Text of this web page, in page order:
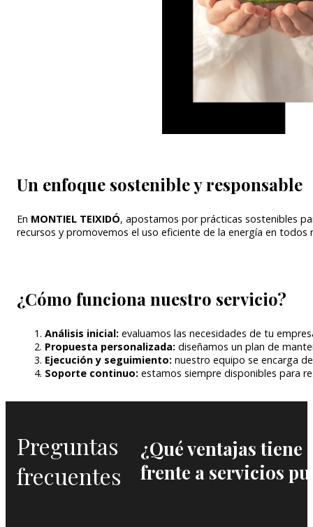
Un enfoque sostenible y responsable
En MONTIEL TEIXIDÓ, apostamos por prácticas sostenibles
recursos y promovemos el uso eficiente de la energía en todos
¿Cómo funciona nuestro servicio?
Análisis inicial: evaluamos las necesidades de tu
Propuesta personalizada: diseñamos un plan de
Ejecución y seguimiento: nuestro equipo se encarga
Soporte continuo: estamos siempre disponibles para
Preguntas
frecuentes
¿Qué ventajas
frente a servicios